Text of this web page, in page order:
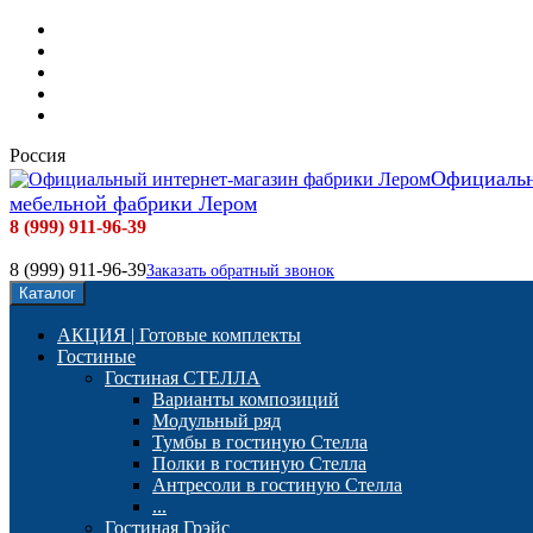
Россия
мебельной фабрики Лером
8 (999) 911-96-39
8 (999) 911-96-39Заказать обратный звонок
Каталог
АКЦИЯ | Готовые комплекты
Гостиные
Гостиная СТЕЛЛА
Варианты композиций
Модульный ряд
Тумбы в гостиную Стелла
Полки в гостиную Стелла
Антресоли в гостиную Стелла
...
Гостиная Грэйс